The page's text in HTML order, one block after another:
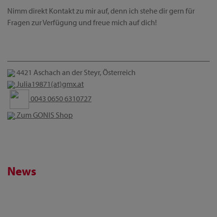
Nimm direkt Kontakt zu mir auf, denn ich stehe dir gern für
Fragen zur Verfügung und freue mich auf dich!
4421 Aschach an der Steyr, Österreich
Julia19871(at)gmx.at
0043 0650 6310727
Zum GONIS Shop
News